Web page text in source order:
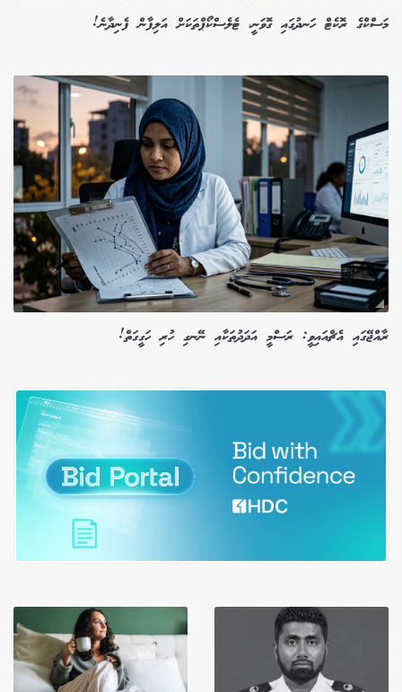
މަސްކްގެ ރޮކެޓް ހަނދުގައި ގޮވަނީ، ޓެލެސްކޯޕްތަކަށް އަލިފާން ފެނިދާނެ!
ރާއްޖޭގައި އެޗްއައިވީ: ރަސްމީ އަދަދުތަކާއި ނޭނގި ހުރި ހަގީގަތް!